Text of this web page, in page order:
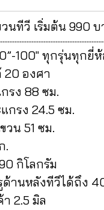
นทีวี เริ่มต้น 990
100" ทุกรุ่นทุกยี่
20 องศา
รง 88 ซม.
กรง 24.5 ซม.
วน 51 ซม.
.
กิโลกรัม
ด้านหลังทีวีได้ถึง
2.5 มิล